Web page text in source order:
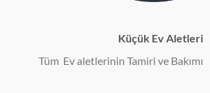
Küçük Ev Aletleri
Tüm Ev aletlerinin Tamiri ve Bakımı